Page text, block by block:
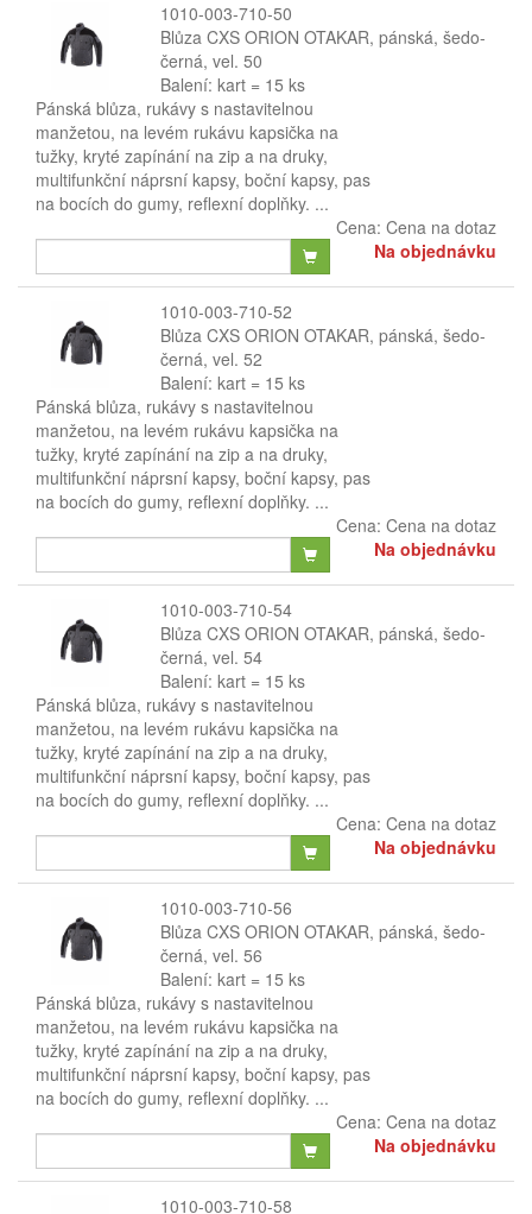
1010-003-710-50
Blůza CXS ORION OTAKAR, pánská, šedo-
černá, vel. 50
Balení: kart = 15 ks
Pánská blůza, rukávy s nastavitelnou
manžetou, na levém rukávu kapsička na
tužky, kryté zapínání na zip a na druky,
multifunkční náprsní kapsy, boční kapsy, pas
na bocích do gumy, reflexní doplňky. ...
Cena: Cena na dotaz
Na objednávku
1010-003-710-52
Blůza CXS ORION OTAKAR, pánská, šedo-
černá, vel. 52
Balení: kart = 15 ks
Pánská blůza, rukávy s nastavitelnou
manžetou, na levém rukávu kapsička na
tužky, kryté zapínání na zip a na druky,
multifunkční náprsní kapsy, boční kapsy, pas
na bocích do gumy, reflexní doplňky. ...
Cena: Cena na dotaz
Na objednávku
1010-003-710-54
Blůza CXS ORION OTAKAR, pánská, šedo-
černá, vel. 54
Balení: kart = 15 ks
Pánská blůza, rukávy s nastavitelnou
manžetou, na levém rukávu kapsička na
tužky, kryté zapínání na zip a na druky,
multifunkční náprsní kapsy, boční kapsy, pas
na bocích do gumy, reflexní doplňky. ...
Cena: Cena na dotaz
Na objednávku
1010-003-710-56
Blůza CXS ORION OTAKAR, pánská, šedo-
černá, vel. 56
Balení: kart = 15 ks
Pánská blůza, rukávy s nastavitelnou
manžetou, na levém rukávu kapsička na
tužky, kryté zapínání na zip a na druky,
multifunkční náprsní kapsy, boční kapsy, pas
na bocích do gumy, reflexní doplňky. ...
Cena: Cena na dotaz
Na objednávku
1010-003-710-58